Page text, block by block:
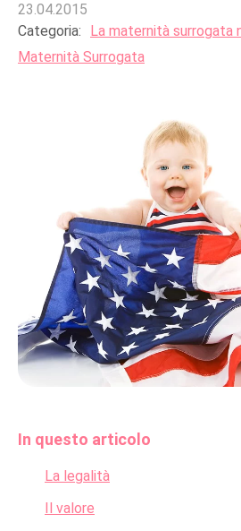
23.04.2015
Categoria:
La maternità surrogata
Maternità Surrogata
In questo articolo
La legalità
Il valore